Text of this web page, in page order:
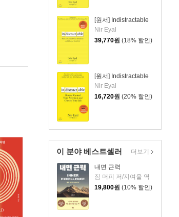
[원서] Indistractable
Nir Eyal
39,770원 (18% 할인)
[원서] Indistractable
Nir Eyal
16,720원 (20% 할인)
이 분야 베스트셀러
내면 근력
짐 머피 저/지여울 역
19,800원 (10% 할인)
더보기